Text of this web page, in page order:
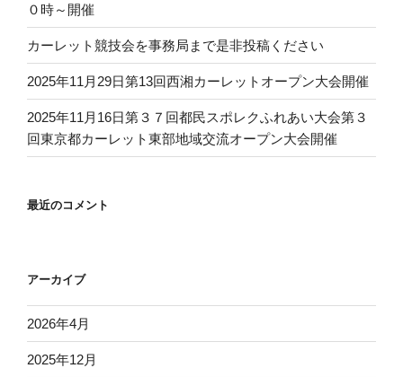
０時～開催
カーレット競技会を事務局まで是非投稿ください
2025年11月29日第13回西湘カーレットオープン大会開催
2025年11月16日第３７回都民スポレクふれあい大会第３
回東京都カーレット東部地域交流オープン大会開催
最近のコメント
アーカイブ
2026年4月
2025年12月